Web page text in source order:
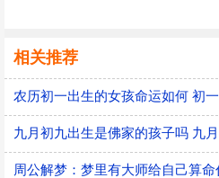
相关推荐